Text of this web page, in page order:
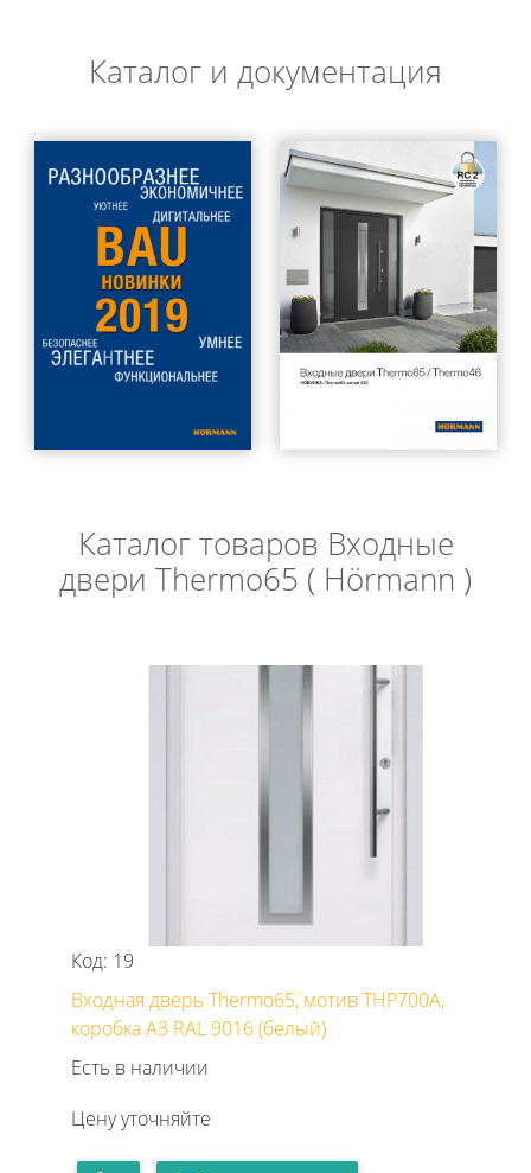
Каталог и документация
Каталог товаров Входные
двери Thermo65 ( Hörmann )
Код: 19
Входная дверь Thermo65, мотив THP700A,
коробка А3 RAL 9016 (белый)
Есть в наличии
Цену уточняйте